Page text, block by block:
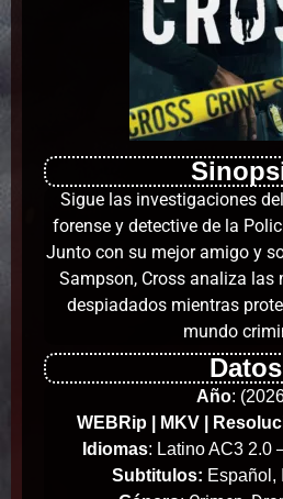
Sigue las investigaciones
forense y detective de la
Junto con su mejor amigo y
Sampson, Cross analiza las
despiadados mientras
mundo
Datos
Año:
WEBRip | MKV |
Idiomas: Latino AC3 2.0
Subtitulos: Español,